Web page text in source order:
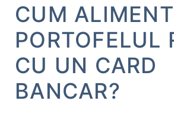
CUM
PORTOFELUL
CU UN CARD
BANCAR?